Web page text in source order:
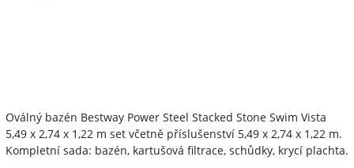
Oválný bazén Bestway Power Steel Stacked Stone Swim Vista
5,49 x 2,74 x 1,22 m set včetně příslušenství 5,49 x 2,74 x 1,22 m.
Kompletní sada: bazén, kartušová filtrace, schůdky, krycí plachta.